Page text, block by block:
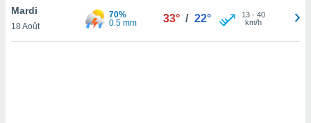
de
Mardi
18 Août
70%
0.5 mm
33° / 22° 13- 40
km/h